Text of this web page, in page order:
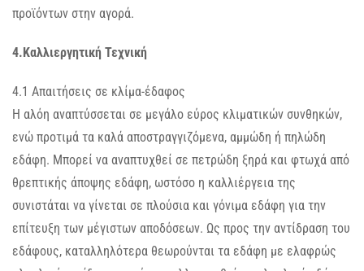
προϊόντων στην αγορά.
4.Καλλιεργητική Τεχνική
4.1 Απαιτήσεις σε κλίμα-έδαφος
Η αλόη αναπτύσσεται σε μεγάλο εύρος κλιματικών συνθηκών,
ενώ προτιμά τα καλά αποστραγγιζόμενα, αμμώδη ή πηλώδη
εδάφη. Μπορεί να αναπτυχθεί σε πετρώδη ξηρά και φτωχά από
θρεπτικής άποψης εδάφη, ωστόσο η καλλιέργεια της
συνιστάται να γίνεται σε πλούσια και γόνιμα εδάφη για την
επίτευξη των μέγιστων αποδόσεων. Ως προς την αντίδραση του
εδάφους, καταλληλότερα θεωρούνται τα εδάφη με ελαφρώς